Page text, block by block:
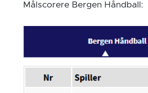
Målscorere Bergen Håndball: